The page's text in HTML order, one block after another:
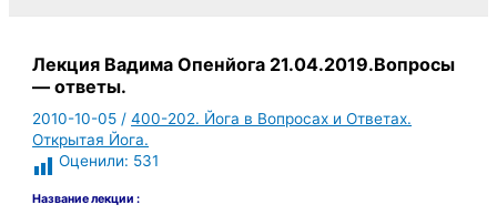
Лекция Вадима Опенйога 21.04.2019.Вопросы
— ответы.
2010-10-05/400-202. Йога в Вопросах и Ответах.
Открытая Йога.
Оценили: 531
Название лекции :